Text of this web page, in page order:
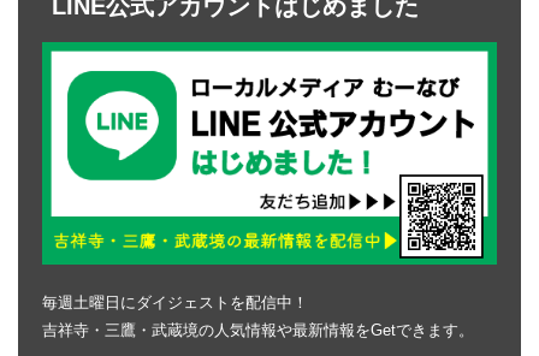
LINE公式アカウントはじめました
毎週土曜日にダイジェストを配信中！
吉祥寺・三鷹・武蔵境の人気情報や最新情報をGetできます。